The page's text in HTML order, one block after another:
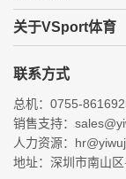
联系方式
总机：0755-
销售支持：
人力资源：
地址：深圳市南山
关于VSport体育